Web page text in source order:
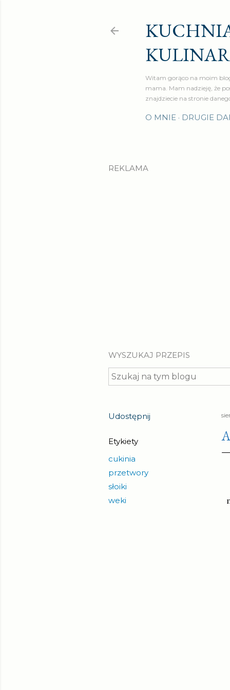
Witam gorąco na moim
mama. Mam nadzieję, że
znajdziecie na stronie
O MNIE DRUGIE
REKLAMA
WYSZUKAJ PRZEPIS
Udostępnij
Etykiety
cukinia
przetwory
słoiki
weki